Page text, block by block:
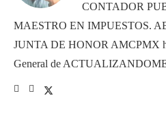
CONTADOR
MAESTRO EN IMPUESTOS.
JUNTA DE HONOR AMCPMX
General de